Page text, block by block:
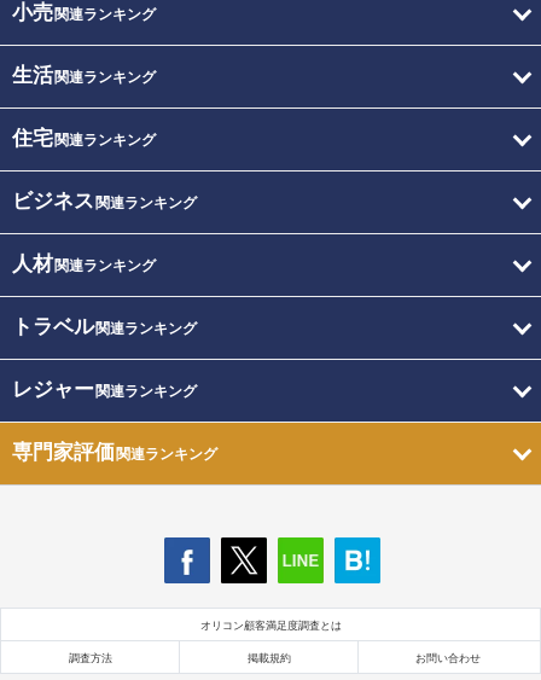
小売関連ランキング
生活関連ランキング
住宅関連ランキング
ビジネス 関連ランキング
人材関連ランキング
トラベル関連ランキング
レジャー関連ランキング
専門家評価関連ランキング
オリコン顧客満足度調査とは
調査方法 掲載規約 お問い合わせ